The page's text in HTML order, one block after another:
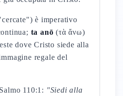
"cercate") è imperativo
ta anō (τὰ ἄνω)
dove Cristo siede alla
regale del
110:1: "Siedi alla